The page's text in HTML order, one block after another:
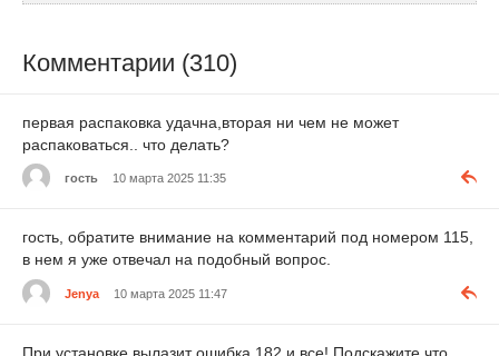
Комментарии (310)
первая распаковка удачна,вторая ни чем не может
распаковаться.. что делать?
гость 10 марта 2025 11:35
гость, обратите внимание на комментарий под номером 115,
в нем я уже отвечал на подобный вопрос.
Jenya 10 марта 2025 11:47